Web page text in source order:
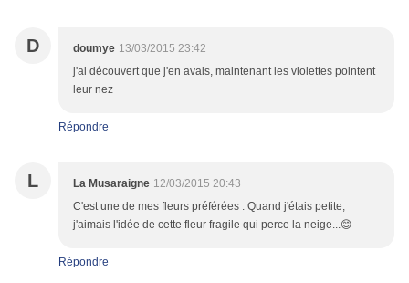
D doumye 13/03/2015 23:42
j'ai découvert que j'en avais, maintenant les violettes pointent
leur nez
Répondre
L La Musaraigne 12/03/2015 20:43
C'est une de mes fleurs préférées . Quand j'étais petite,
j'aimais l'idée de cette fleur fragile qui perce la neige...😊
Répondre